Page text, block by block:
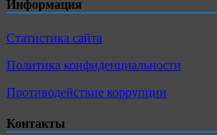
Информация
Статистика сайта
Политика конфиденциальности
Противодействие коррупции
Контакты